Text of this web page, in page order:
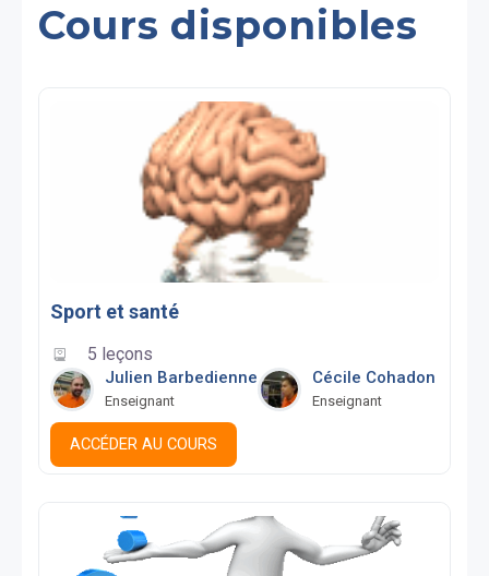
Cours disponibles
Sport et santé
5 leçons
Julien Barbedienne
Enseignant
Cécile Cohadon
Enseignant
ACCÉDER AU COURS